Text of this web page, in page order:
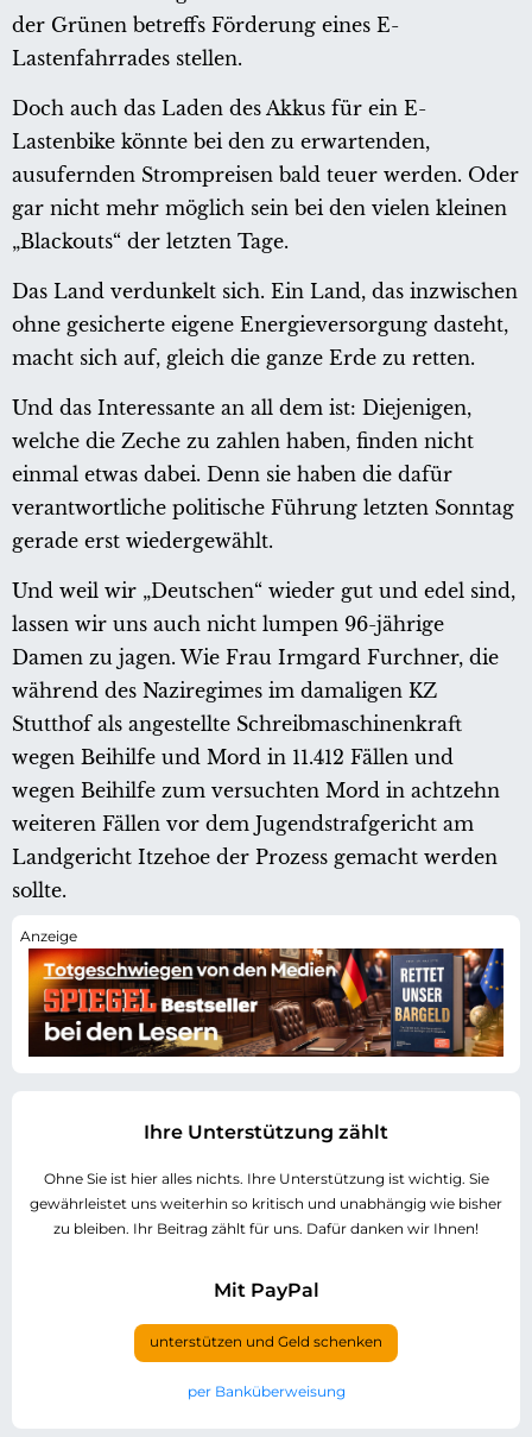
der Grünen betreffs Förderung eines E-
Lastenfahrrades stellen.
Doch auch das Laden des Akkus für ein E-
Lastenbike könnte bei den zu erwartenden,
ausufernden Strompreisen bald teuer werden. Oder
gar nicht mehr möglich sein bei den vielen kleinen
„Blackouts“ der letzten Tage.
Das Land verdunkelt sich. Ein Land, das inzwischen
ohne gesicherte eigene Energieversorgung dasteht,
macht sich auf, gleich die ganze Erde zu retten.
Und das Interessante an all dem ist: Diejenigen,
welche die Zeche zu zahlen haben, finden nicht
einmal etwas dabei. Denn sie haben die dafür
verantwortliche politische Führung letzten Sonntag
gerade erst wiedergewählt.
Und weil wir „Deutschen“ wieder gut und edel sind,
lassen wir uns auch nicht lumpen 96-jährige
Damen zu jagen. Wie Frau Irmgard Furchner, die
während des Naziregimes im damaligen KZ
Stutthof als angestellte Schreibmaschinenkraft
wegen Beihilfe und Mord in 11.412 Fällen und
wegen Beihilfe zum versuchten Mord in achtzehn
weiteren Fällen vor dem Jugendstrafgericht am
Landgericht Itzehoe der Prozess gemacht werden
sollte.
Ihre Unterstützung zählt
Ohne Sie ist hier alles nichts. Ihre Unterstützung ist wichtig. Sie
gewährleistet uns weiterhin so kritisch und unabhängig wie bisher
zu bleiben. Ihr Beitrag zählt für uns. Dafür danken wir Ihnen!
Mit PayPal
unterstützen und Geld schenken
per Banküberweisung